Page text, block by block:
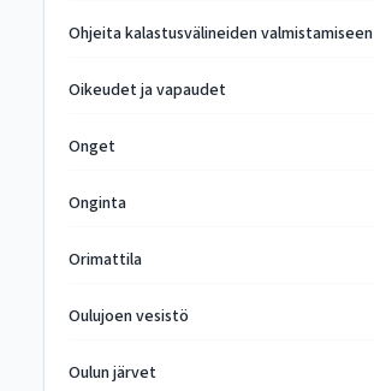
Ohjeita kalastusvälineiden valmistamiseen
Oikeudet ja vapaudet
Onget
Onginta
Orimattila
Oulujoen vesistö
Oulun järvet